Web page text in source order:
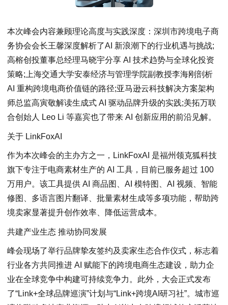
本次峰会内容兼顾理论高度与实践深度：深圳市跨境电子商
务协会会长王馨深度解析了AI 新浪潮下的行业机遇与挑战;
高榕创投董事总经理马晓宇分享 AI 技术趋势与全球化投资
策略;上海交通大学安泰经济与管理学院副教授李海刚剖析
AI 重构跨境电商价值链的路径;亚马逊云科技解决方案架构
师总监高寅敬解读生成式 AI 驱动品牌升级的实践;美拓万联
合创始人 Leo Li 等嘉宾也了带来 AI 创新应用的前沿见解。
关于 LinkFoxAI
作为本次峰会的主办方之一，LinkFoxAI 是福州领克狐科技
旗下专注于电商素材生产的 AI 工具，目前已服务超过 100
万用户。该工具提供 AI 商品图、AI 模特图、AI 视频、智能
修图、多语言图片翻译、批量素材生成等多项功能，帮助跨
境卖家显著提升创作效率、降低运营成本。
共建产业生态 推动协同发展
峰会现场了举行品牌挚友签约及卖家生态合作仪式，标志着
行业各方共同推进 AI 赋能下的跨境电商生态建设，助力企
业在全球竞争中构建可持续竞争力。此外，大会正式发布
了“Link+全球品牌巡演”计划与“Link+跨境AI研习社”。城市巡